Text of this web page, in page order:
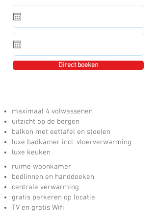
Direct boeken
maximaal 4 volwassenen
uitzicht op de bergen
balkon met eettafel en stoelen
luxe badkamer incl. vloerverwarming
luxe keuken
ruime woonkamer
bedlinnen en handdoeken
centrale verwarming
gratis parkeren op locatie
TV en gratis Wifi